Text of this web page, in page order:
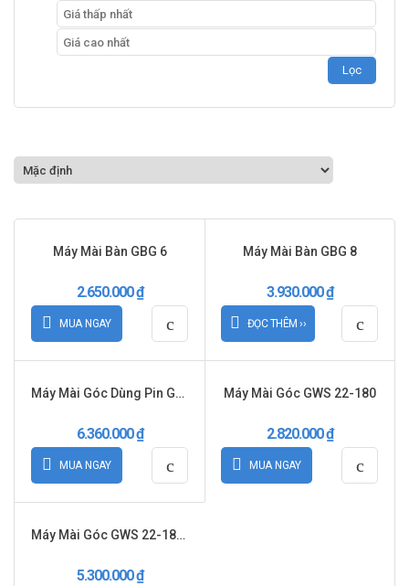
Lọc
Máy Mài Bàn GBG 6
2.650.000₫
MUA NGAY
Máy Mài Bàn GBG 8
3.930.000₫
ĐỌC THÊM ››
Máy Mài Góc Dùng Pin GWS 18V-LI SET
6.360.000₫
MUA NGAY
Máy Mài Góc GWS 22-180
2.820.000₫
MUA NGAY
Máy Mài Góc GWS 22-180 LVI
5.300.000₫